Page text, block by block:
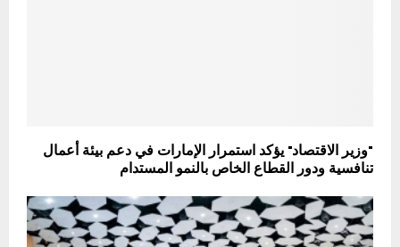
"وزير الاقتصاد" يؤكد استمرار الإمارات في دعم بيئة أعمال
تنافسية ودور القطاع الخاص بالنمو المستدام